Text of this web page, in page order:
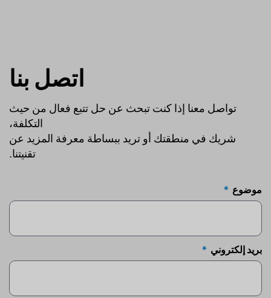
اتصل بنا
تواصل معنا إذا كنت تبحث عن حل تتبع فعال من حيث
التكلفة،
شريك في منطقتك أو تريد ببساطة معرفة المزيد عن
تقنيتنا.
موضوع
بريد إلكتروني